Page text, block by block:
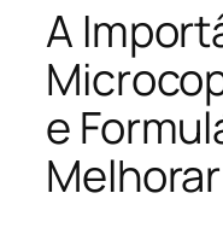
A
e